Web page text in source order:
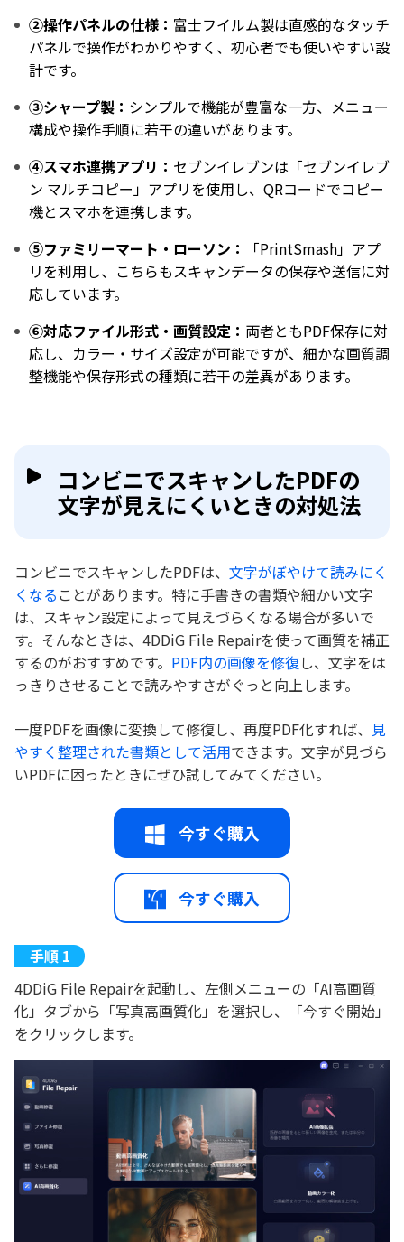
②操作パネルの仕様： 富士フイルム製は直感的なタッチ
パネルで操作がわかりやすく、初心者でも使いやすい設
計です。
③シャープ製： シンプルで機能が豊富な一方、メニュー
構成や操作手順に若干の違いがあります。
④スマホ連携アプリ： セブンイレブンは「セブンイレブ
ン マルチコピー」アプリを使用し、QRコードでコピー
機とスマホを連携します。
⑤ファミリーマート・ローソン：
「PrintSmash」アプ
リを利用し、こちらもスキャンデータの保存や送信に対
応しています。
⑥対応ファイル形式・画質設定： 両者ともPDF保存に対
応し、カラー・サイズ設定が可能ですが、細かな画質調
整機能や保存形式の種類に若干の差異があります。
コンビニでスキャンしたPDFの
文字が見えにくいときの対処法
コンビニでスキャンしたPDFは、 文字がぼやけて読みにく
くなる ことがあります。特に手書きの書類や細かい文字
は、スキャン設定によって見えづらくなる場合が多いで
す。そんなときは、4DDiG File Repairを使って画質を補正
するのがおすすめです。 PDF内の画像を修復し、文字をは
っきりさせることで読みやすさがぐっと向上します。
一度PDFを画像に変換して修復し、再度PDF化すれば、 見
やすく整理された書類として活用できます。文字が見づら
いPDFに困ったときにぜひ試してみてください。
今すぐ購入
今すぐ購入
4DDiG File Repairを起動し、左側メニューの「AI高画質
化」タブから「写真高画質化」を選択し、「今すぐ開始」
をクリックします。